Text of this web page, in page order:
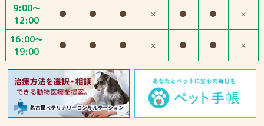
9:00～
12:00
● ● ● × ● ● ×
16:00～
19:00
● ● ● × ● ● ×